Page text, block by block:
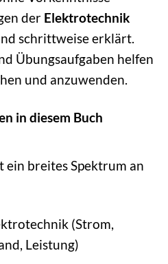
der Elektrotechnik
schrittweise erklärt.
Übungsaufgaben helfen
und anzuwenden.
in diesem Buch
ein breites Spektrum an
(Strom,
Leistung)